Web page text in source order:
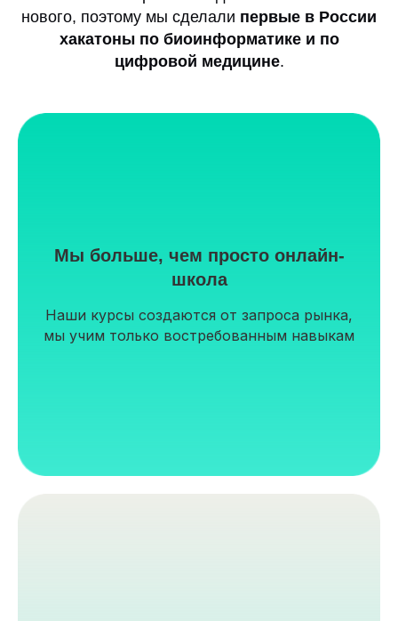
нового, поэтому мы сделали первые в России
хакатоны по биоинформатике и по
цифровой медицине.
Мы больше, чем просто онлайн-
школа
Наши курсы создаются от запроса рынка,
мы учим только востребованным навыкам